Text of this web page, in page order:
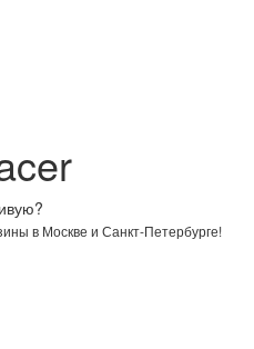
в Москве и Санкт-Петербурге!